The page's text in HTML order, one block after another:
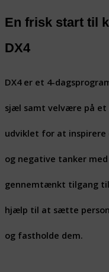
En frisk start til
DX4
DX4 er et 4-
sjæl samt velvære på et
udviklet for at inspirere
og negative tanker
gennemtænkt tilgang
hjælp til at sætte
og fastholde dem.